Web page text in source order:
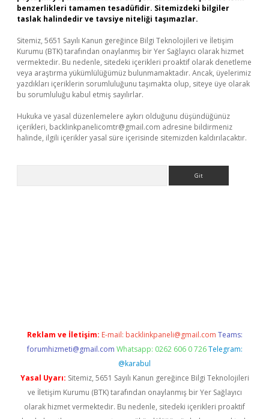
benzerlikleri tamamen tesadüfidir. Sitemizdeki bilgiler
taslak halindedir ve tavsiye niteliği taşımazlar.
Sitemiz, 5651 Sayılı Kanun gereğince Bilgi Teknolojileri ve İletişim
Kurumu (BTK) tarafından onaylanmış bir Yer Sağlayıcı olarak hizmet
vermektedir. Bu nedenle, sitedeki içerikleri proaktif olarak denetleme
veya araştırma yükümlülüğümüz bulunmamaktadır. Ancak, üyelerimiz
yazdıkları içeriklerin sorumluluğunu taşımakta olup, siteye üye olarak
bu sorumluluğu kabul etmiş sayılırlar.
Hukuka ve yasal düzenlemelere aykırı olduğunu düşündüğünüz
içerikleri, backlinkpanelicomtr@gmail.com adresine bildirmeniz
halinde, ilgili içerikler yasal süre içerisinde sitemizden kaldırılacaktır.
Reklam ve İletişim: E-mail: backlinkpaneli@gmail.com Teams:
forumhizmeti@gmail.com Whatsapp: 0262 606 0 726 Telegram:
@karabul
Yasal Uyarı: Sitemiz, 5651 Sayılı Kanun gereğince Bilgi Teknolojileri
ve İletişim Kurumu (BTK) tarafından onaylanmış bir Yer Sağlayıcı
olarak hizmet vermektedir. Bu nedenle, sitedeki içerikleri proaktif